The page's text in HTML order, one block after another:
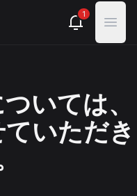
1
Open
いては、
いただき